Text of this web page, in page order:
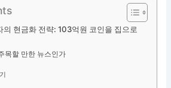
의 현금화 전략: 103억원 코인을 집으로
목할 만한 뉴스인가